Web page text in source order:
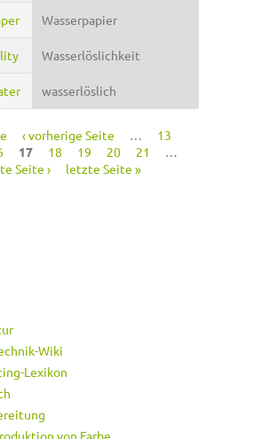
Wasserpapier
Wasserlöslichkeit
wasserlöslich
‹ vorherige Seite …
13
17 18 19 20 21
…
Seite ›
letzte Seite »
Wiki
Lexikon
von Farbe